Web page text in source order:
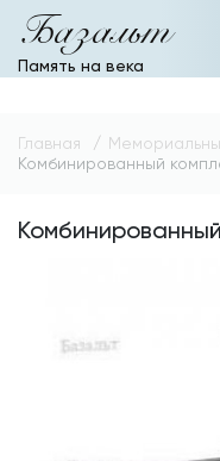
Базальт
Память на века
Главная
Комбинированный